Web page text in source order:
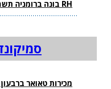
RH בונה ברומניה תשתית ייצור ביטחוני ישראלית
מכירות טאואר ברבעון